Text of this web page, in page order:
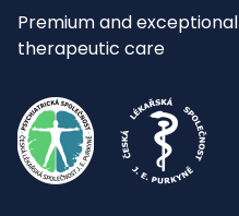
Premium and exceptional
therapeutic care